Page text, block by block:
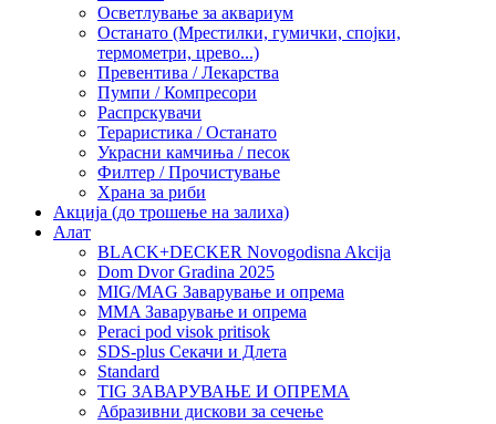
Осветлување за аквариум
Останато (Мрестилки, гумички, спојки,
термометри, црево...)
Превентива / Лекарства
Пумпи / Компресори
Распрскувачи
Тераристика / Останато
Украсни камчиња / песок
Филтер / Прочистување
Храна за риби
Акција (до трошење на залиха)
Алат
BLACK+DECKER Novogodisna Akcija
Dom Dvor Gradina 2025
MIG/MAG Заварување и опрема
MMA Заварување и опрема
Peraci pod visok pritisok
SDS-plus Секачи и Длета
Standard
TIG ЗАВАРУВАЊЕ И ОПРЕМА
Абразивни дискови за сечење